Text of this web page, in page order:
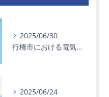
2025/06/30
行橋市における電気工事士の求人動向と転職成功術
2025/06/24